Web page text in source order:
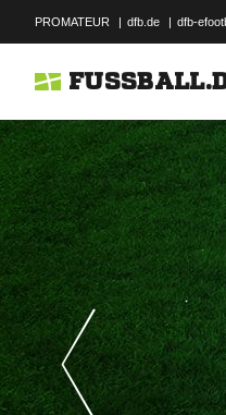
PROMATEUR | dfb.de | dfb-